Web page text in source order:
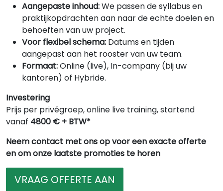
Aangepaste inhoud:We passen de syllabus en
praktijkopdrachten aan naar de echte doelen en
behoeften van uw project.
Voor flexibel schema: Datums en tijden
aangepast aan het rooster van uw team.
Formaat:Online (live), In-company (bij uw
kantoren) of Hybride.
Investering
Prijs per privégroep, online live training, startend
vanaf 4800 € + BTW*
Neem contact met ons op voor een exacte offerte
en om onze laatste promoties te horen
VRAAG OFFERTE AAN